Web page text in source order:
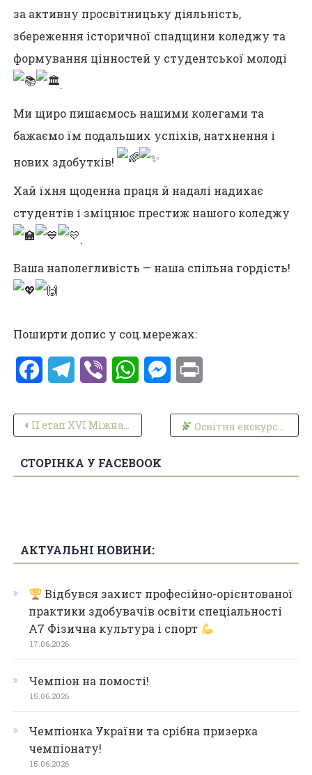
за активну просвітницьку діяльність,
збереження історичної спадщини коледжу та
формування цінностей у студентської молоді
.
Ми щиро пишаємось нашими колегами та
бажаємо їм подальших успіхів, натхнення і
нових здобутків!
Хай їхня щоденна праця й надалі надихає
студентів і зміцнює престиж нашого коледжу
.
Ваша наполегливість — наша спільна гордість!
Поширти допис у соц.мережах:
FacebookTelegram
Viber WhatsAppMessenger
Навігація записів
ІІ етап XVІ Міжнародного мовно-літературного конкурсу імені Тараса Шевченка Освітня екскурсія “Станіславські релікти” у рамках міжнародного проєкту!
СТОРІНКА У FACEBOOK
АКТУАЛЬНІ НОВИНИ:
Відбувся захист професійно-орієнтованої
практики здобувачів освіти спеціальності
А7 Фізична культура і спорт
17.06.2026
Чемпіон на помості!
15.06.2026
Чемпіонка України та срібна призерка
чемпіонату!
15.06.2026